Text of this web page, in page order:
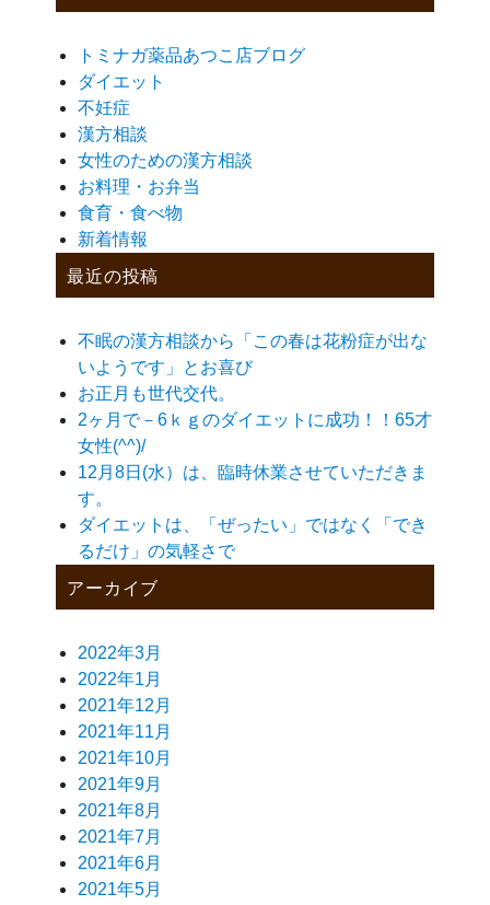
トミナガ薬品あつこ店ブログ
ダイエット
不妊症
漢方相談
女性のための漢方相談
お料理・お弁当
食育・食べ物
新着情報
最近の投稿
不眠の漢方相談から「この春は花粉症が出な
いようです」とお喜び
お正月も世代交代。
2ヶ月で－6ｋｇのダイエットに成功！！65才
女性(^^)/
12月8日(水）は、臨時休業させていただきま
す。
ダイエットは、「ぜったい」ではなく「でき
るだけ」の気軽さで
アーカイブ
2022年3月
2022年1月
2021年12月
2021年11月
2021年10月
2021年9月
2021年8月
2021年7月
2021年6月
2021年5月